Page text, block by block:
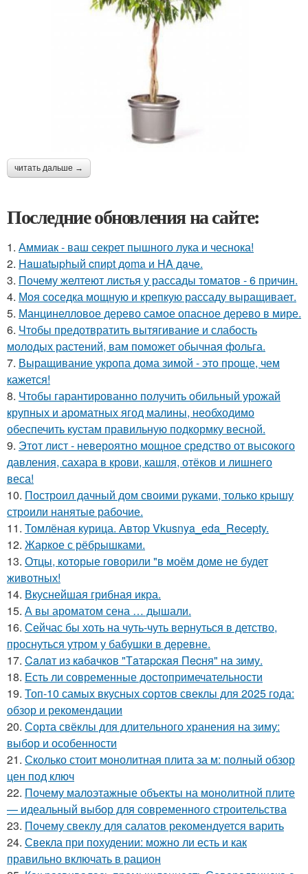
читать дальше →
Последние обновления на сайте:
1. Аммиак - ваш секрет пышного лука и чеснока!
2. Haшatыphый cпиpt дoma и HA дaчe.
3. Почему желтеют листья у рассады томатов - 6 причин.
4. Моя соседка мощную и крепкую рассаду выращивает.
5. Манцинелловое дерево самое опасное дерево в мире.
6. Чтобы предотвратить вытягивание и слабость
молодых растений, вам поможет обычная фольга.
7. Выращивание укропа дома зимой - это проще, чем
кажется!
8. Чтобы гарантированно получить обильный урожай
крупных и ароматных ягод малины, необходимо
обеспечить кустам правильную подкормку весной.
9. Этот лист - невероятно мощное средство от высокого
давления, сахара в крови, кашля, отёков и лишнего
веса!
10. Построил дачный дом своими руками, только крышу
строили нанятые рабочие.
11. Томлёная курица. Автор Vkusnya_eda_Recepty.
12. Жаркое с рёбрышками.
13. Отцы, которые говорили "в моём доме не будет
животных!
14. Вкуснейшая грибная икра.
15. А вы ароматом сена … дышали.
16. Сейчас бы хоть на чуть-чуть вернуться в детство,
проснуться утром у бабушки в деревне.
17. Caлaт из кaбaчкoв "Тaтapcкaя Пecня" нa зиму.
18. Есть ли современные достопримечательности
19. Топ-10 самых вкусных сортов свеклы для 2025 года:
обзор и рекомендации
20. Сорта свёклы для длительного хранения на зиму:
выбор и особенности
21. Сколько стоит монолитная плита за м: полный обзор
цен под ключ
22. Почему малоэтажные объекты на монолитной плите
— идеальный выбор для современного строительства
23. Почему свеклу для салатов рекомендуется варить
24. Свекла при похудении: можно ли есть и как
правильно включать в рацион